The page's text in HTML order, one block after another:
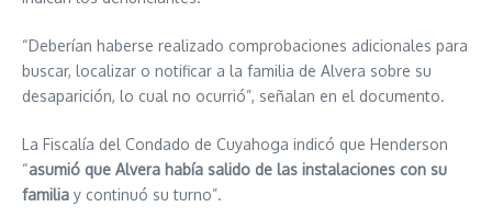
“Deberían haberse realizado comprobaciones adicionales para
buscar, localizar o notificar a la familia de Alvera sobre su
desaparición, lo cual no ocurrió”, señalan en el documento.
La Fiscalía del Condado de Cuyahoga indicó que Henderson
“asumió que Alvera había salido de las instalaciones con su
familia y continuó su turno”.